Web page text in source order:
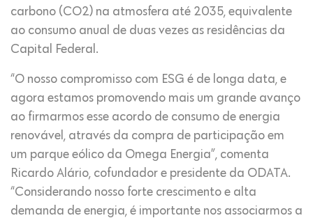
carbono (CO2) na atmosfera até 2035, equivalente
ao consumo anual de duas vezes as residências da
Capital Federal.
“O nosso compromisso com ESG é de longa data, e
agora estamos promovendo mais um grande avanço
ao firmarmos esse acordo de consumo de energia
renovável, através da compra de participação em
um parque eólico da Omega Energia”, comenta
Ricardo Alário, cofundador e presidente da ODATA.
“Considerando nosso forte crescimento e alta
demanda de energia, é importante nos associarmos a